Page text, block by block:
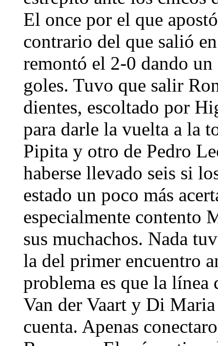
El once por el que
contrario del que salió
remontó el 2-0 dando
goles. Tuvo que salir
dientes, escoltado por
para darle la vuelta a la
Pipita y otro de Pedro
haberse llevado seis si
estado un poco más
especialmente contento
sus muchachos. Nada
la del primer encuentro
problema es que la línea
Van der Vaart y Di
cuenta. Apenas